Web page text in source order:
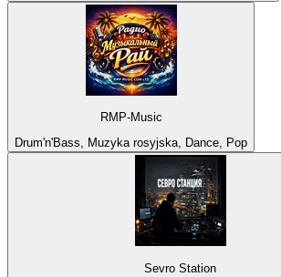
RMP-Music
Drum'n'Bass, Muzyka rosyjska, Dance, Pop
Sevro Station